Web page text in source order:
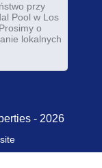
przy
Pool w Los
o
lokalnych
- 2026